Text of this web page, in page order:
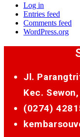
Log in
Entries feed
Comments feed
WordPress.org
Jl.
Kec.
(0274)